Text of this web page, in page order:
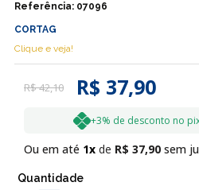
Referência: 07096
CORTAG
Clique e veja!
R$42,10 R$ 37,90
+3% de desconto no
Ou em até 1 R$ 37,90 sem
Quantidade